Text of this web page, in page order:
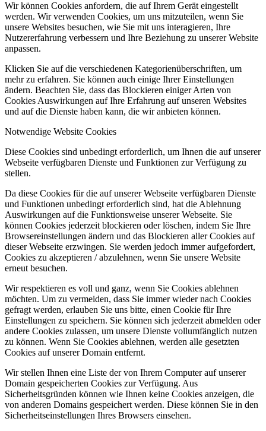
Wir können Cookies anfordern, die auf Ihrem Gerät eingestellt
werden. Wir verwenden Cookies, um uns mitzuteilen, wenn Sie
unsere Websites besuchen, wie Sie mit uns interagieren, Ihre
Nutzererfahrung verbessern und Ihre Beziehung zu unserer Website
anpassen.
Klicken Sie auf die verschiedenen Kategorienüberschriften, um
mehr zu erfahren. Sie können auch einige Ihrer Einstellungen
ändern. Beachten Sie, dass das Blockieren einiger Arten von
Cookies Auswirkungen auf Ihre Erfahrung auf unseren Websites
und auf die Dienste haben kann, die wir anbieten können.
Notwendige Website Cookies
Diese Cookies sind unbedingt erforderlich, um Ihnen die auf unserer
Webseite verfügbaren Dienste und Funktionen zur Verfügung zu
stellen.
Da diese Cookies für die auf unserer Webseite verfügbaren Dienste
und Funktionen unbedingt erforderlich sind, hat die Ablehnung
Auswirkungen auf die Funktionsweise unserer Webseite. Sie
können Cookies jederzeit blockieren oder löschen, indem Sie Ihre
Browsereinstellungen ändern und das Blockieren aller Cookies auf
dieser Webseite erzwingen. Sie werden jedoch immer aufgefordert,
Cookies zu akzeptieren / abzulehnen, wenn Sie unsere Website
erneut besuchen.
Wir respektieren es voll und ganz, wenn Sie Cookies ablehnen
möchten. Um zu vermeiden, dass Sie immer wieder nach Cookies
gefragt werden, erlauben Sie uns bitte, einen Cookie für Ihre
Einstellungen zu speichern. Sie können sich jederzeit abmelden oder
andere Cookies zulassen, um unsere Dienste vollumfänglich nutzen
zu können. Wenn Sie Cookies ablehnen, werden alle gesetzten
Cookies auf unserer Domain entfernt.
Wir stellen Ihnen eine Liste der von Ihrem Computer auf unserer
Domain gespeicherten Cookies zur Verfügung. Aus
Sicherheitsgründen können wie Ihnen keine Cookies anzeigen, die
von anderen Domains gespeichert werden. Diese können Sie in den
Sicherheitseinstellungen Ihres Browsers einsehen.